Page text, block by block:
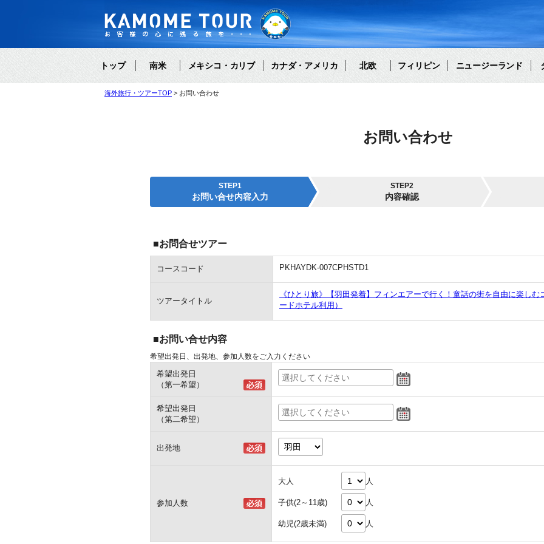
トップ 南米 メキシコ・カリブ カナダ・アメリカ 北欧 フィリピン ニュージーランド
海外旅行・ツアーTOP お問い合わせ
お問い合わせ
STEP1
お問い合せ内容入力
STEP2
内容確認
■お問合せツアー
コースコード PKHAYDK-007CPHSTD1
ツアータイトル
《ひとり旅》【羽田発着】フィンエアーで行く！童話の街を自由に楽し
ードホテル利用）
■お問い合せ内容
希望出発日、出発地、参加人数をご入力ください
希望出発日
（第一希望）
希望出発日
（第二希望）
出発地
参加人数
大人 人
子供(2～11歳) 人
幼児(2歳未満) 人